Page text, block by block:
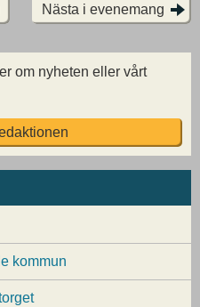
Nästa i evenemang
om nyheten eller vårt
kommun